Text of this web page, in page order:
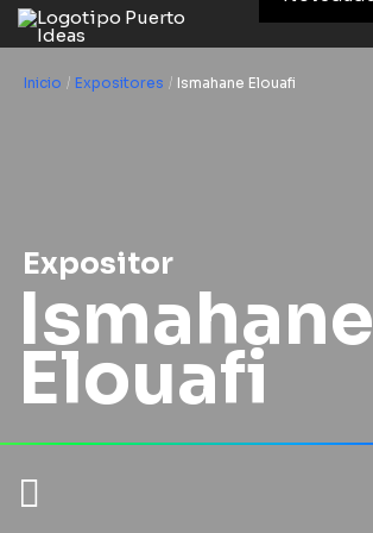
Inicio / Expositores / Ismahane Elouafi
Expositor
Ismahane
Elouafi